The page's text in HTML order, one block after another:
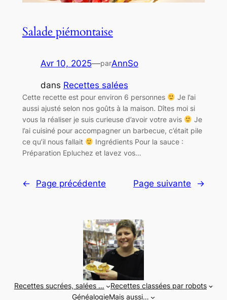
Salade piémontaise
Avr 10, 2025—parAnnSo
dans Recettes salées
Cette recette est pour environ 6 personnes
Je l’ai
aussi ajusté selon nos goûts à la maison. Dîtes moi si
vous la réaliser je suis curieuse d’avoir votre avis
Je
l’ai cuisiné pour accompagner un barbecue, c’était pile
ce qu’il nous fallait
Ingrédients Pour la sauce :
Préparation Epluchez et lavez vos…
← Page précédente Page suivante →
Recettes sucrées, salées …
Recettes classées par robots
GénéalogieMais aussi…